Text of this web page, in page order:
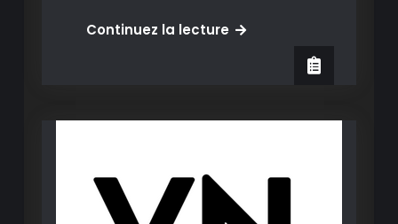
Continuez la lectureScreenity
solution
écran